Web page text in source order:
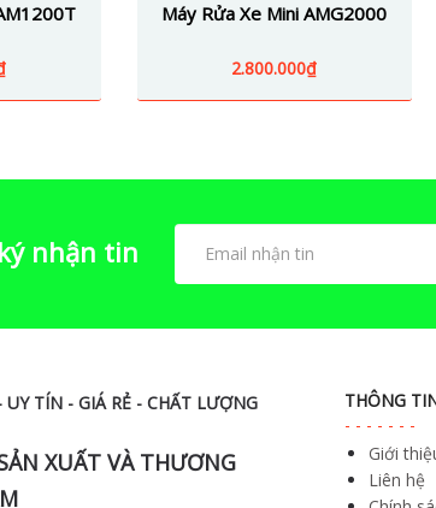
Máy Rửa Xe Mini AMG2000
2.800.000₫
nhận tin
TÍN - GIÁ RẺ - CHẤT LƯỢNG
XUẤT VÀ THƯƠNG
THÔNG
Giới
Liên hệ